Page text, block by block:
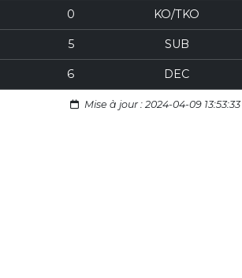
0 KO/TKO
5 SUB
6 DEC
Mise à jour : 2024-04-09 13:53:33